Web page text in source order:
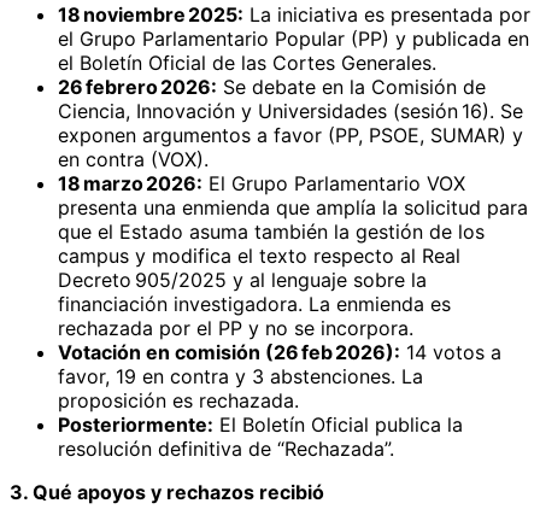
18 noviembre 2025: La iniciativa es presentada por
el Grupo Parlamentario Popular (PP) y publicada en
el Boletín Oficial de las Cortes Generales.
26 febrero 2026: Se debate en la Comisión de
Ciencia, Innovación y Universidades (sesión 16). Se
exponen argumentos a favor (PP, PSOE, SUMAR) y
en contra (VOX).
18 marzo 2026: El Grupo Parlamentario VOX
presenta una enmienda que amplía la solicitud para
que el Estado asuma también la gestión de los
campus y modifica el texto respecto al Real
Decreto 905/2025 y al lenguaje sobre la
financiación investigadora. La enmienda es
rechazada por el PP y no se incorpora.
Votación en comisión (26 feb 2026): 14 votos a
favor, 19 en contra y 3 abstenciones. La
proposición es rechazada.
Posteriormente: El Boletín Oficial publica la
resolución definitiva de “Rechazada”.
3. Qué apoyos y rechazos recibió